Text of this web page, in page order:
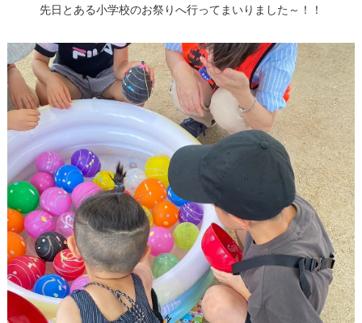
先日とある小学校のお祭りへ行ってまいりました～！！